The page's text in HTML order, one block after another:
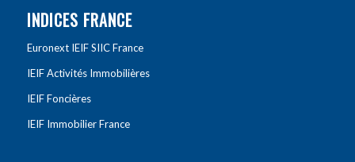
INDICES FRANCE
Euronext IEIF SIIC France
IEIF Activités Immobilières
IEIF Foncières
IEIF Immobilier France